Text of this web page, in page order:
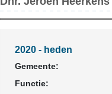
2020 - heden
Gemeente:
Functie: